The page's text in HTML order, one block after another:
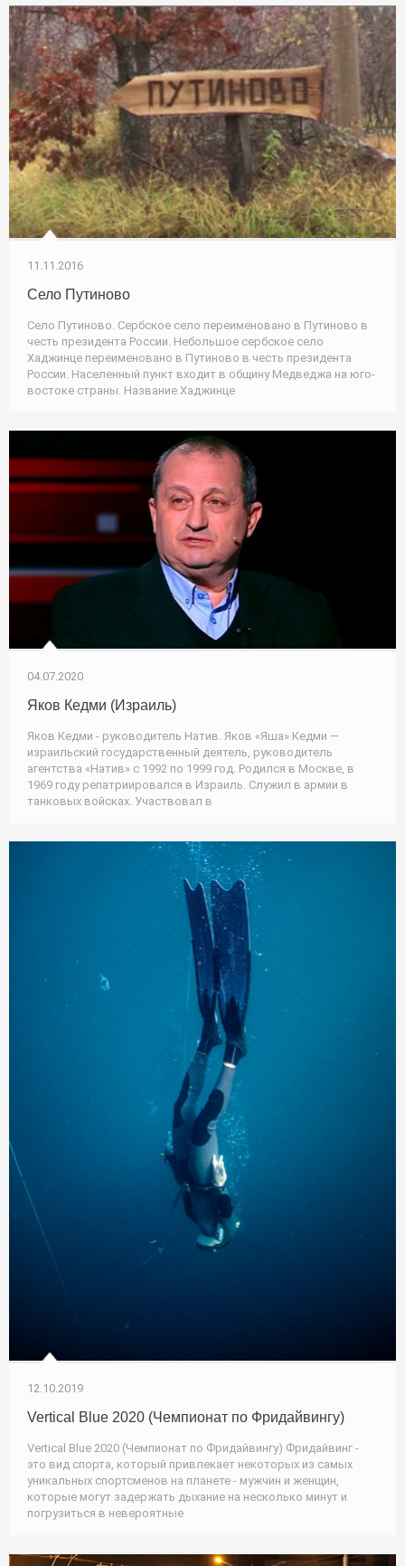
11.11.2016
Село Путиново
Село Путиново. Сербское село переименовано в Путиново в
честь президента России. Небольшое сербское село
Хаджинце переименовано в Путиново в честь президента
России. Населенный пункт входит в общину Медведжа на юго-
востоке страны. Название Хаджинце
04.07.2020
Яков Кедми (Израиль)
Яков Кедми - руководитель Натив. Яков «Яша» Кедми —
израильский государственный деятель, руководитель
агентства «Натив» с 1992 по 1999 год. Родился в Москве, в
1969 году репатриировался в Израиль. Служил в армии в
танковых войсках. Участвовал в
12.10.2019
Vertical Blue 2020 (Чемпионат по Фридайвингу)
Vertical Blue 2020 (Чемпионат по Фридайвингу) Фридайвинг -
это вид спорта, который привлекает некоторых из самых
уникальных спортсменов на планете - мужчин и женщин,
которые могут задержать дыхание на несколько минут и
погрузиться в невероятные